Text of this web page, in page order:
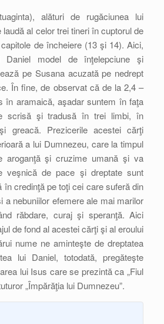
alături de rugăciunea lui
al celor trei tineri în cuptorul de
de încheiere (13 şi 14). Aici,
Daniel model de înţelepciune şi
pe Susana acuzată pe nedrept
În fine, de observat că de la 2,4 –
în aramaică, aşadar suntem în faţa
scrisă şi tradusă în trei limbi, în
greacă. Prezicerile acestei cărţi
a lui Dumnezeu, care la timpul
aroganţă şi cruzime umană şi va
veşnică de pace şi dreptate sunt
în credinţă pe toţi cei care suferă din
a nebuniilor efemere ale mai marilor
răbdare, curaj şi speranţă. Aici
de fond al acestei cărţi şi al eroului
nume ne aminteşte de dreptatea
lui Daniel, totodată, pregăteşte
lui Isus care se prezintă ca „Fiul
„Împărăţia lui Dumnezeu”.